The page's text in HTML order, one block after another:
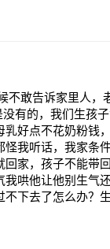
不敢告诉家里人
有的，我们生孩
好点不花奶粉钱
我听话，我家条
家，孩子不能带
哄他让他别生气
下去了怎么办？